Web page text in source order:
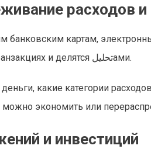
расходов
банковским картам,
автоматически собирают данные о транзакциях и делятся تحليلами.
какие категории
экономить или
и инвестиций